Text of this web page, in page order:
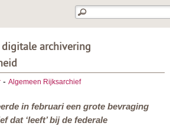
archivering
- Algemeen Rijksarchief
in februari een grote bevraging
dat ‘leeft’ bij de federale